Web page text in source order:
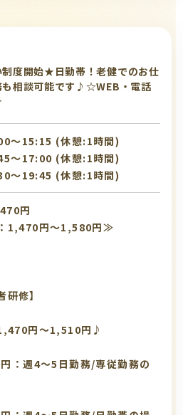
度開始★日勤帯！老健でのお仕
相談可能です♪☆WEB・電話
〜15:15 (休憩:1時間)
〜17:00 (休憩:1時間)
〜19:45 (休憩:1時間)
円
1,470円～1,580円≫
研修】
円～1,510円♪
：週4～5日勤務/専従勤務の